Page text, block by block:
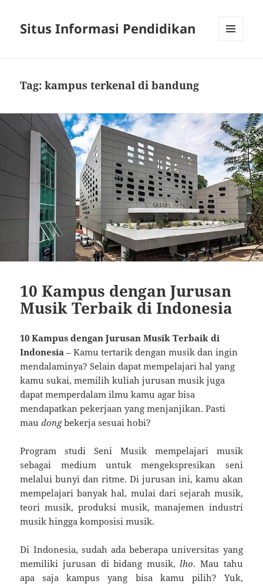
Situs Informasi Pendidikan
Tag:kampus terkenal di bandung
10 Kampus dengan Jurusan
Musik Terbaik di Indonesia
10 Kampus dengan Jurusan Musik Terbaik di
Indonesia – Kamu tertarik dengan musik dan ingin
mendalaminya? Selain dapat mempelajari hal yang
kamu sukai, memilih kuliah jurusan musik juga
dapat memperdalam ilmu kamu agar bisa
mendapatkan pekerjaan yang menjanjikan. Pasti
maudongbekerja sesuai hobi?
Program studi Seni Musik mempelajari musik
sebagai medium untuk mengekspresikan seni
melalui bunyi dan ritme. Di jurusan ini, kamu akan
mempelajari banyak hal, mulai dari sejarah musik,
teori musik, produksi musik, manajemen industri
musik hingga komposisi musik.
Di Indonesia, sudah ada beberapa universitas yang
memiliki jurusan di bidang musik, lho. Mau tahu
apa saja kampus yang bisa kamu pilih? Yuk,